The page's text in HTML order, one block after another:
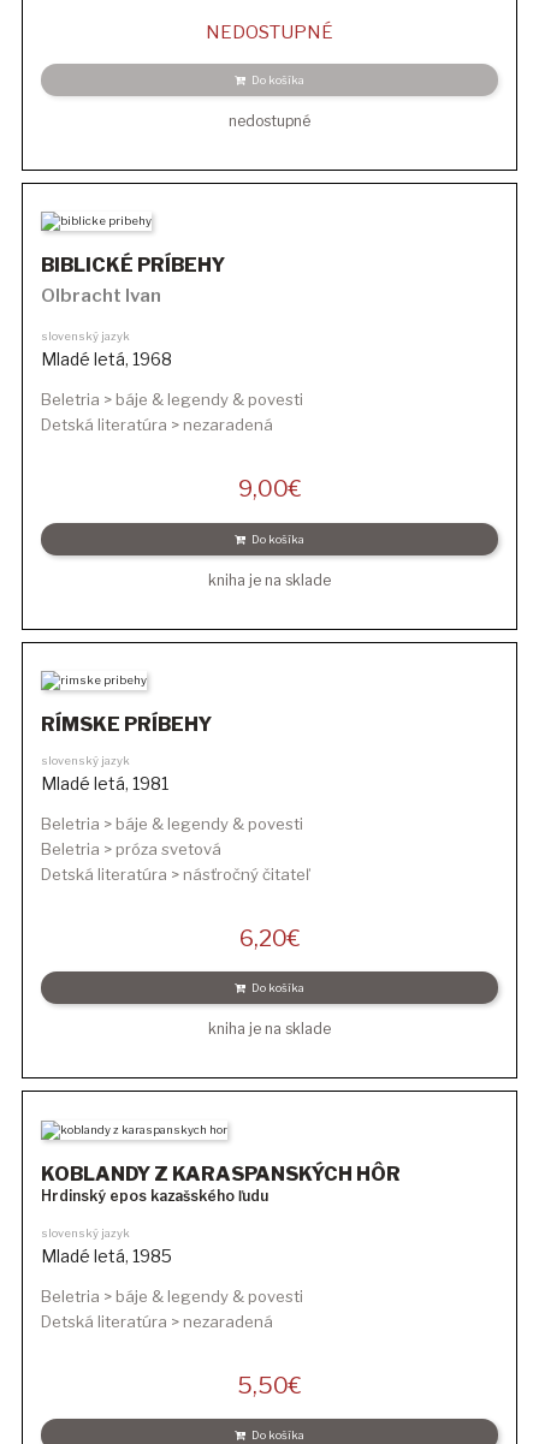
NEDOSTUPNÉ
Do košíka
nedostupné
BIBLICKÉ PRÍBEHY
Olbracht Ivan
slovenský jazyk
Mladé letá, 1968
Beletria > báje & legendy & povesti
Detská literatúra > nezaradená
9,00€
Do košíka
kniha je na sklade
RÍMSKE PRÍBEHY
slovenský jazyk
Mladé letá, 1981
Beletria > báje & legendy & povesti
Beletria > próza svetová
Detská literatúra > násťročný čitateľ
6,20€
Do košíka
kniha je na sklade
KOBLANDY Z KARASPANSKÝCH HÔR
Hrdinský epos kazašského ľudu
slovenský jazyk
Mladé letá, 1985
Beletria > báje & legendy & povesti
Detská literatúra > nezaradená
5,50€
Do košíka